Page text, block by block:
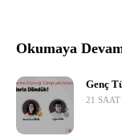
Okumaya
Genç